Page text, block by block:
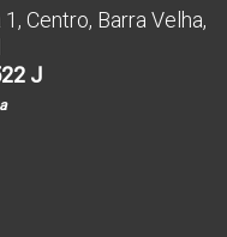
, Centro, Barra Velha,
J